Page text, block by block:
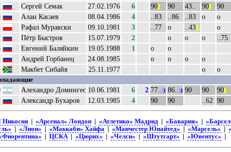
Сергей Семак 27.02.1976 6 90|| 90 43.. 90|| 90
Алан Касаев 08.04.1986 4 ..83 ..86 ..83 о о
Рафал Муравски 09.10.1981 3 ..77 о ..43|| о
Пётр Быстров 15.07.1979 2 о о о ..75
Евгений Баляйкин 19.05.1988 1 о о
Андрей Горбанец 24.08.1985 о о о о
Макбет Сибайя 25.11.1977 о о
Алехандро Домингес 10.06.1981 6 2 77.. 1 86.. 1 90 90 90||
Александр Бухаров 12.03.1985 4 90 90 ..62 90
| «Арсенал» Лондон| «Атлетико» Мадрид| «Бавария» |
| «Лион» | «Маккаби» Хайфа | «Манчестер Юнайтед» | «Марсель» |
| ЦСКА| «Цюрих» | «Челси» | «Штутгарт» | «Ювентус» |